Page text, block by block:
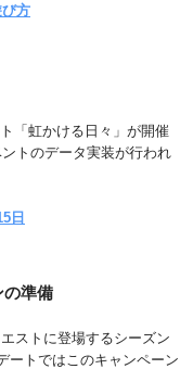
方
「虹かける日々」が開催
トのデータ実装が行われ
日
の準備
ストに登場するシーズン
ートではこのキャンペーン